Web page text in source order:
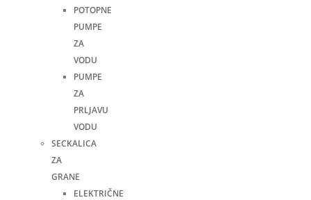
POTOPNE
PUMPE
ZA
VODU
PUMPE
ZA
PRLJAVU
VODU
SECKALICA
ZA
GRANE
ELEKTRIČNE